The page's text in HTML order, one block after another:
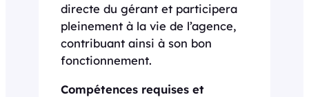
directe du gérant et participera
pleinement à la vie de l’agence,
contribuant ainsi à son bon
fonctionnement.
Compétences requises et